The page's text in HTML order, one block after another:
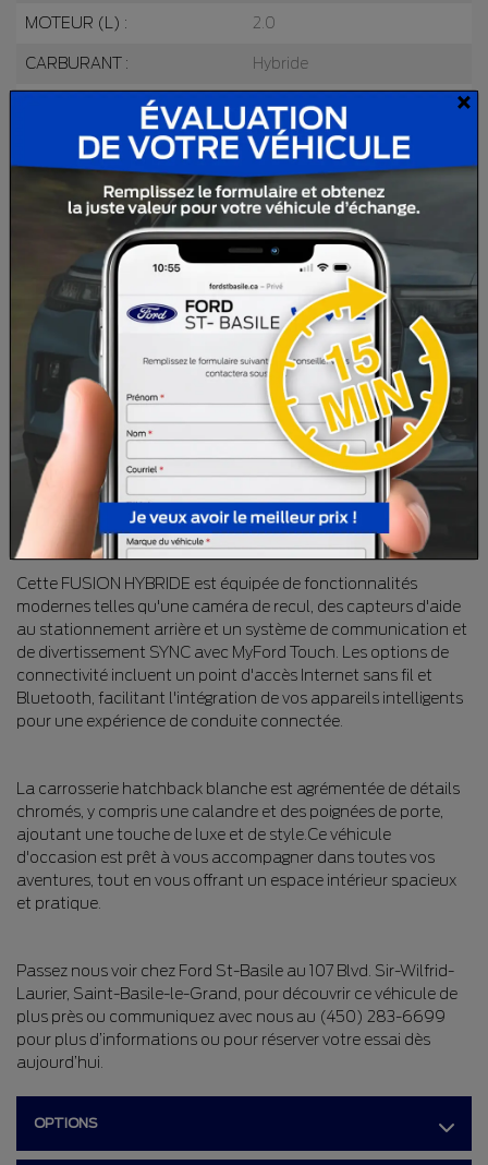
MOTEUR (L) : 2.0
CARBURANT : Hybride
COULEUR EXTÉRIEUR : Blanc
PORTES : 4
PASSAGERS : 5
NUMÉRO DE STOCK : PF0921
3FA6P0SU4FR246411
Découvrez cette **FORD FUSION HYBRIDE TITANIUM 2015**,
un véhicule hybride d'occasion qui combine élégance et
technologie avancée. Dotée d'un moteur à 4 cylindres et
d'une transmission automatique à variation continue, cette
voiture offre une performance économique et respectueuse
de l'environnement grâce à sa traction avant et son moteur
hybride . Avec un intérieur en cuir raffiné, vous profiterez de
sièges chauffants et d'une climatisation automatique à deux
zones pour un confort optimal, peu importe la saison.
Cette FUSION HYBRIDE est équipée de fonctionnalités
modernes telles qu'une caméra de recul, des capteurs d'aide
au stationnement arrière et un système de communication et
de divertissement SYNC avec MyFord Touch. Les options de
connectivité incluent un point d'accès Internet sans fil et
Bluetooth, facilitant l'intégration de vos appareils intelligents
pour une expérience de conduite connectée.
La carrosserie hatchback blanche est agrémentée de détails
chromés, y compris une calandre et des poignées de porte,
ajoutant une touche de luxe et de style.Ce véhicule
d'occasion est prêt à vous accompagner dans toutes vos
aventures, tout en vous offrant un espace intérieur spacieux
et pratique.
Passez nous voir chez Ford St-Basile au 107 Blvd. Sir-Wilfrid-
Laurier, Saint-Basile-le-Grand, pour découvrir ce véhicule de
plus près ou communiquez avec nous au (450) 283-6699
pour plus d’informations ou pour réserver votre essai dès
aujourd’hui.
OPTIONS
×